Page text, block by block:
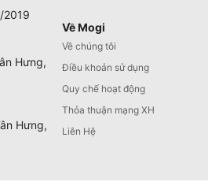
Về Mogi
Về chúng tôi
Điều khoản sử dụng
Quy chế hoạt động
Thỏa thuận mạng XH
Liên Hệ
2019
Hưng,
Hưng,